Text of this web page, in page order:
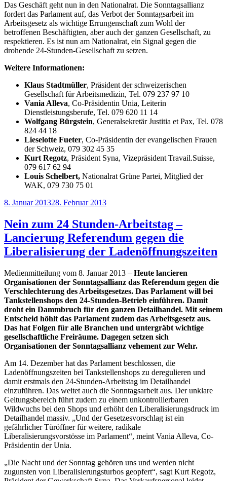
Das Geschäft geht nun in den Nationalrat. Die Sonntagsallianz
fordert das Parlament auf, das Verbot der Sonntagsarbeit im
Arbeitsgesetz als wichtige Errungenschaft zum Wohl der
betroffenen Beschäftigten, aber auch der ganzen Gesellschaft, zu
respektieren. Es ist nun am Nationalrat, ein Signal gegen die
drohende 24-Stunden-Gesellschaft zu setzen.
Weitere Informationen:
Klaus Stadtmüller, Präsident der schweizerischen
Gesellschaft für Arbeitsmedizin, Tel. 079 237 97 10
Vania Alleva, Co-Präsidentin Unia, Leiterin
Dienstleistungsberufe, Tel. 079 620 11 14
Wolfgang Bürgstein, Generalsekretär Justitia et Pax, Tel. 078
824 44 18
Lieselotte Fueter, Co-Präsidentin der evangelischen Frauen
der Schweiz, 079 302 45 35
Kurt Regotz, Präsident Syna, Vizepräsident Travail.Suisse,
079 617 62 94
Louis Schelbert, Nationalrat Grüne Partei, Mitglied der
WAK, 079 730 75 01
Veröffentlicht
8. Januar 201328. Februar 2013
Nein zum 24 Stunden-Arbeitstag –
Lancierung Referendum gegen die
Liberalisierung der Ladenöffnungszeiten
Medienmitteilung vom 8. Januar 2013 – Heute lancieren
Organisationen der Sonntagsallianz das Referendum gegen die
Verschlechterung des Arbeitsgesetzes. Das Parlament will bei
Tankstellenshops den 24-Stunden-Betrieb einführen. Damit
droht ein Dammbruch für den ganzen Detailhandel. Mit seinem
Entscheid höhlt das Parlament zudem das Arbeitsgesetz aus.
Das hat Folgen für alle Branchen und untergräbt wichtige
gesellschaftliche Freiräume. Dagegen setzen sich
Organisationen der Sonntagsallianz vehement zur Wehr.
Am 14. Dezember hat das Parlament beschlossen, die
Ladenöffnungszeiten bei Tankstellenshops zu deregulieren und
damit erstmals den 24-Stunden-Arbeitstag im Detailhandel
einzuführen. Das weitet auch die Sonntagsarbeit aus. Der unklare
Geltungsbereich führt zudem zu einem unkontrollierbaren
Wildwuchs bei den Shops und erhöht den Liberalisierungsdruck im
Detailhandel massiv. „Und der Gesetzesvorschlag ist ein
gefährlicher Türöffner für weitere, radikale
Liberalisierungsvorstösse im Parlament“, meint Vania Alleva, Co-
Präsidentin der Unia.
„Die Nacht und der Sonntag gehören uns und werden nicht
zugunsten von Liberalisierungsturbos geopfert“, sagt Kurt Regotz,